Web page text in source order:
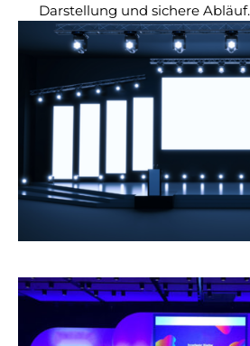
Darstellung und sichere Abläuf.